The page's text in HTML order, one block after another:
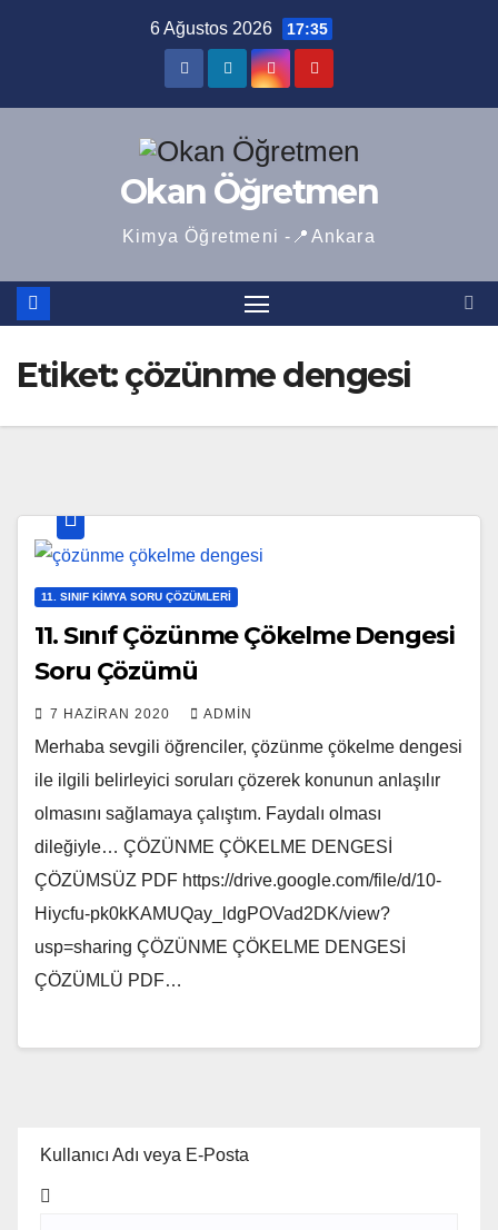
6 Ağustos 2026 17:35
Okan Öğretmen
Kimya Öğretmeni -📍Ankara
Etiket:çözünme dengesi
11. SINIF KIMYA SORU ÇÖZÜMLERI
11. Sınıf Çözünme Çökelme Dengesi
Soru Çözümü
7 HAZIRAN 2020 ADMIN
Merhaba sevgili öğrenciler, çözünme çökelme dengesi
ile ilgili belirleyici soruları çözerek konunun anlaşılır
olmasını sağlamaya çalıştım. Faydalı olması
dileğiyle… ÇÖZÜNME ÇÖKELME DENGESİ
ÇÖZÜMSÜZ PDF https://drive.google.com/file/d/10-
Hiycfu-pk0kKAMUQay_ldgPOVad2DK/view?
usp=sharing ÇÖZÜNME ÇÖKELME DENGESİ
ÇÖZÜMLÜ PDF…
Kullanıcı Adı veya E-Posta